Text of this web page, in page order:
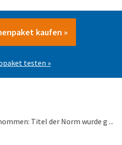
kaufen »
testen »
Titel der Norm wurde g ...